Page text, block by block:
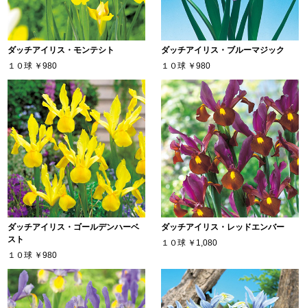
ダッチアイリス・モンテシト
１０球 ￥980
ダッチアイリス・ブルーマジック
１０球 ￥980
ダッチアイリス・ゴールデンハーベ
スト
１０球 ￥980
ダッチアイリス・レッドエンバー
１０球 ￥1,080